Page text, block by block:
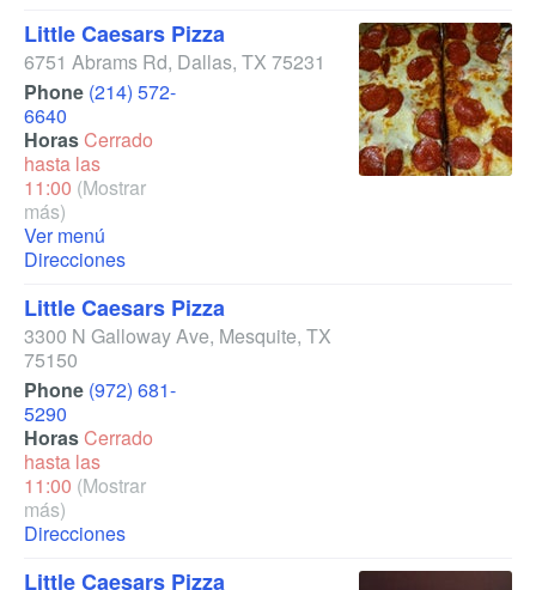
Little Caesars Pizza
6751 Abrams Rd, Dallas, TX 75231
Phone (214) 572-
6640
HorasCerrado
hasta las
11:00 (Mostrar
más)
Ver menú
Direcciones
Little Caesars Pizza
3300 N Galloway Ave, Mesquite, TX
75150
Phone (972) 681-
5290
HorasCerrado
hasta las
11:00 (Mostrar
más)
Direcciones
Little Caesars Pizza